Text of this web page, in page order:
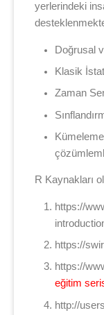
yerlerindeki
Doğrusal
Klasik
Zaman
R Kaynakları
https://
https://
https://
eğitim
http://